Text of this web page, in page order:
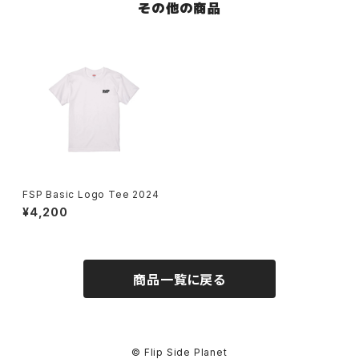
その他の商品
FSP Basic Logo Tee 2024
¥4,200
商品一覧に戻る
© Flip Side Planet